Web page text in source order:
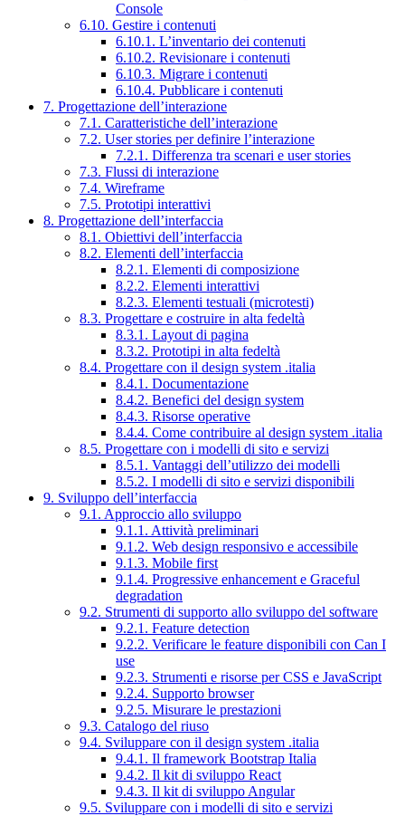
Console
6.10. Gestire i contenuti
6.10.1. L’inventario dei contenuti
6.10.2. Revisionare i contenuti
6.10.3. Migrare i contenuti
6.10.4. Pubblicare i contenuti
7. Progettazione dell’interazione
7.1. Caratteristiche dell’interazione
7.2. User stories per definire l’interazione
7.2.1. Differenza tra scenari e user stories
7.3. Flussi di interazione
7.4. Wireframe
7.5. Prototipi interattivi
8. Progettazione dell’interfaccia
8.1. Obiettivi dell’interfaccia
8.2. Elementi dell’interfaccia
8.2.1. Elementi di composizione
8.2.2. Elementi interattivi
8.2.3. Elementi testuali (microtesti)
8.3. Progettare e costruire in alta fedeltà
8.3.1. Layout di pagina
8.3.2. Prototipi in alta fedeltà
8.4. Progettare con il design system .italia
8.4.1. Documentazione
8.4.2. Benefici del design system
8.4.3. Risorse operative
8.4.4. Come contribuire al design system .italia
8.5. Progettare con i modelli di sito e servizi
8.5.1. Vantaggi dell’utilizzo dei modelli
8.5.2. I modelli di sito e servizi disponibili
9. Sviluppo dell’interfaccia
9.1. Approccio allo sviluppo
9.1.1. Attività preliminari
9.1.2. Web design responsivo e accessibile
9.1.3. Mobile first
9.1.4. Progressive enhancement e Graceful
degradation
9.2. Strumenti di supporto allo sviluppo del software
9.2.1. Feature detection
9.2.2. Verificare le feature disponibili con Can I
use
9.2.3. Strumenti e risorse per CSS e JavaScript
9.2.4. Supporto browser
9.2.5. Misurare le prestazioni
9.3. Catalogo del riuso
9.4. Sviluppare con il design system .italia
9.4.1. Il framework Bootstrap Italia
9.4.2. Il kit di sviluppo React
9.4.3. Il kit di sviluppo Angular
9.5. Sviluppare con i modelli di sito e servizi